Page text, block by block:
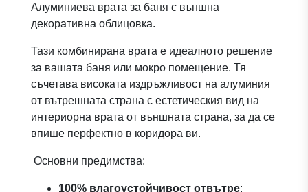
Алуминиева врата за баня с външна
декоративна облицовка.
Тази комбинирана врата е идеалното решение
за вашата баня или мокро помещение. Тя
съчетава високата издръжливост на алуминия
от вътрешната страна с естетическия вид на
интериорна врата от външната страна, за да се
впише перфектно в коридора ви.
Основни предимства:
100% влагоустойчивост отвътре: